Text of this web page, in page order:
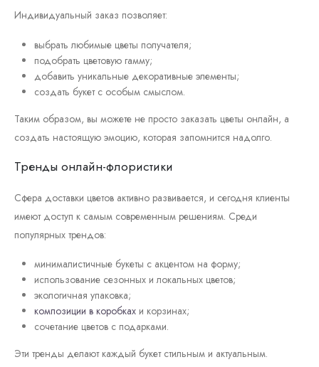
Индивидуальный заказ позволяет:
выбрать любимые цветы получателя;
подобрать цветовую гамму;
добавить уникальные декоративные элементы;
создать букет с особым смыслом.
Таким образом, вы можете не просто заказать цветы онлайн, а
создать настоящую эмоцию, которая запомнится надолго.
Тренды онлайн-флористики
Сфера доставки цветов активно развивается, и сегодня клиенты
имеют доступ к самым современным решениям. Среди
популярных трендов:
минималистичные букеты с акцентом на форму;
использование сезонных и локальных цветов;
экологичная упаковка;
композиции в коробкахи корзинах;
сочетание цветов с подарками.
Эти тренды делают каждый букет стильным и актуальным.